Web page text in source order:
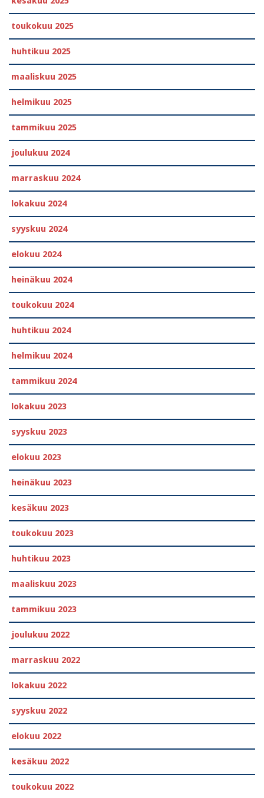
toukokuu 2025
huhtikuu 2025
maaliskuu 2025
helmikuu 2025
tammikuu 2025
joulukuu 2024
marraskuu 2024
lokakuu 2024
syyskuu 2024
elokuu 2024
heinäkuu 2024
toukokuu 2024
huhtikuu 2024
helmikuu 2024
tammikuu 2024
lokakuu 2023
syyskuu 2023
elokuu 2023
heinäkuu 2023
kesäkuu 2023
toukokuu 2023
huhtikuu 2023
maaliskuu 2023
tammikuu 2023
joulukuu 2022
marraskuu 2022
lokakuu 2022
syyskuu 2022
elokuu 2022
kesäkuu 2022
toukokuu 2022